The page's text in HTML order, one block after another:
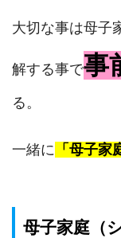
大切な事は母子
解する事で事
る。
一緒に 「母子家
母子家庭（